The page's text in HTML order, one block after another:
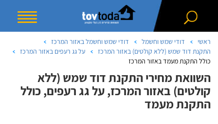
ראשי דודי שמש וחשמל
דודי שמש וחשמל באזור המרכז
התקנת דוד שמש (ללא קולטים) באזור המרכז
על גג רעפים באזור המרכז
כולל התקנת מעמד באזור המרכז
השוואת מחירי התקנת דוד שמש (ללא
קולטים) באזור המרכז, על גג רעפים, כולל
התקנת מעמד